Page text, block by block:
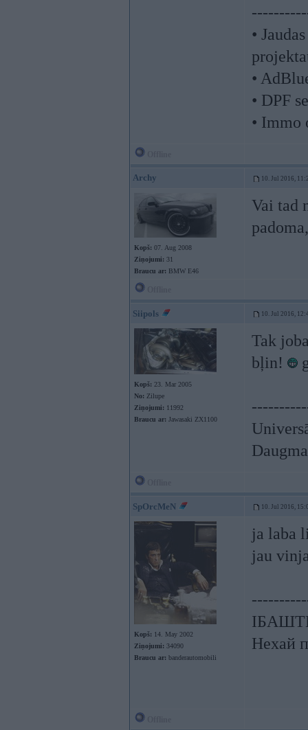
•
•
• DPF
• Immo
Archy 10. Jul 2016,
Kopš: 07. Aug 2008
Ziņojumi: 31
Braucu ar: BMW E46
Vai tad
Siipols 10. Jul 2016,
Kopš: 23. Mar 2005
No: Zilupe
Ziņojumi: 11992
Braucu ar: Jawasaki ZX1100
Tak
bļin!
SpOrcMeN 10. Jul 2016,
Kopš: 14. May 2002
Ziņojumi: 34090
Braucu ar: banderautomobili
ja laba
jau
Нехай